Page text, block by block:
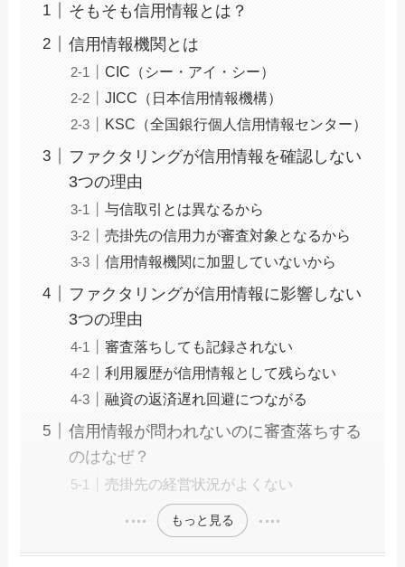
そもそも信用情報とは？
信用情報機関とは
CIC（シー・アイ・シー）
JICC（日本信用情報機構）
KSC（全国銀行個人信用情報センター）
ファクタリングが信用情報を確認しない
3つの理由
与信取引とは異なるから
売掛先の信用力が審査対象となるから
信用情報機関に加盟していないから
ファクタリングが信用情報に影響しない
3つの理由
審査落ちしても記録されない
利用履歴が信用情報として残らない
融資の返済遅れ回避につながる
信用情報が問われないのに審査落ちする
のはなぜ？
売掛先の経営状況がよくない
もっと見る